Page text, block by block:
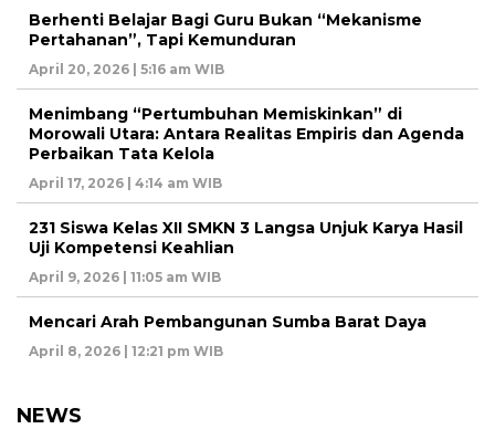
Berhenti Belajar Bagi Guru Bukan “Mekanisme
Pertahanan”, Tapi Kemunduran
April 20, 2026 | 5:16 am WIB
Menimbang “Pertumbuhan Memiskinkan” di
Morowali Utara: Antara Realitas Empiris dan Agenda
Perbaikan Tata Kelola
April 17, 2026 | 4:14 am WIB
231 Siswa Kelas XII SMKN 3 Langsa Unjuk Karya Hasil
Uji Kompetensi Keahlian
April 9, 2026 | 11:05 am WIB
Mencari Arah Pembangunan Sumba Barat Daya
April 8, 2026 | 12:21 pm WIB
NEWS